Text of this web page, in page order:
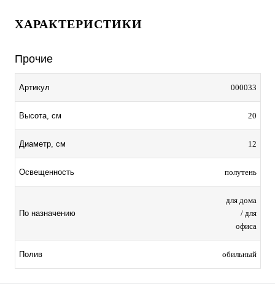
ХАРАКТЕРИСТИКИ
Прочие
Артикул 000033
Высота, см 20
Диаметр, см 12
Освещенность полутень
По назначению
для дома
/ для
офиса
Полив обильный